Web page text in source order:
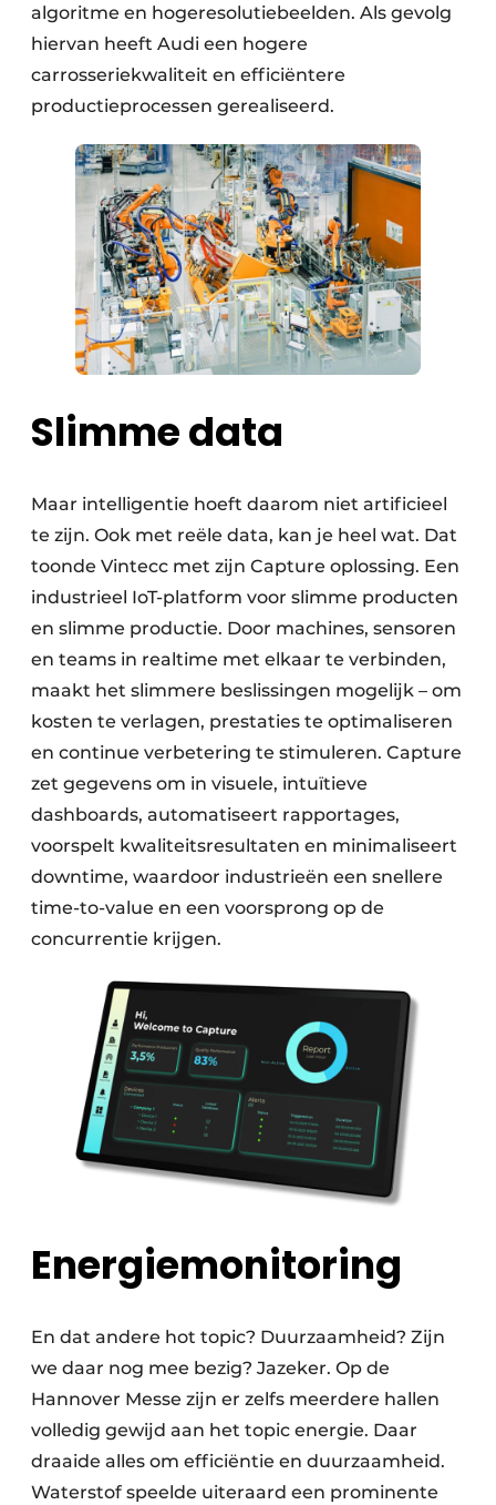
algoritme en hogeresolutiebeelden. Als gevolg
hiervan heeft Audi een hogere
carrosseriekwaliteit en efficiëntere
productieprocessen gerealiseerd.
Slimme data
Maar intelligentie hoeft daarom niet artificieel
te zijn. Ook met reële data, kan je heel wat. Dat
toonde Vintecc met zijn Capture oplossing. Een
industrieel IoT-platform voor slimme producten
en slimme productie. Door machines, sensoren
en teams in realtime met elkaar te verbinden,
maakt het slimmere beslissingen mogelijk – om
kosten te verlagen, prestaties te optimaliseren
en continue verbetering te stimuleren. Capture
zet gegevens om in visuele, intuïtieve
dashboards, automatiseert rapportages,
voorspelt kwaliteitsresultaten en minimaliseert
downtime, waardoor industrieën een snellere
time-to-value en een voorsprong op de
concurrentie krijgen.
Energiemonitoring
En dat andere hot topic? Duurzaamheid? Zijn
we daar nog mee bezig? Jazeker. Op de
Hannover Messe zijn er zelfs meerdere hallen
volledig gewijd aan het topic energie. Daar
draaide alles om efficiëntie en duurzaamheid.
Waterstof speelde uiteraard een prominente